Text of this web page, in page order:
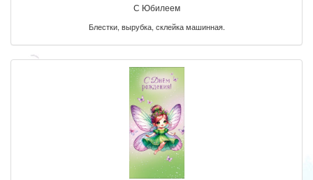
С Юбилеем
Блестки, вырубка, склейка машинная.